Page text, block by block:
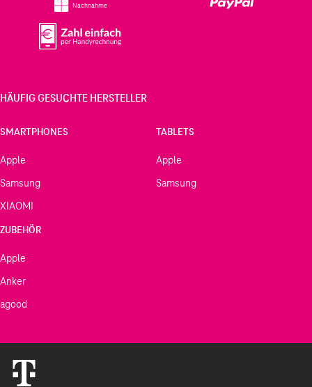
Nachnahme
HÄUFIG GESUCHTE HERSTELLER
SMARTPHONES
Apple
Samsung
XIAOMI
TABLETS
Apple
Samsung
ZUBEHÖR
Apple
Anker
agood